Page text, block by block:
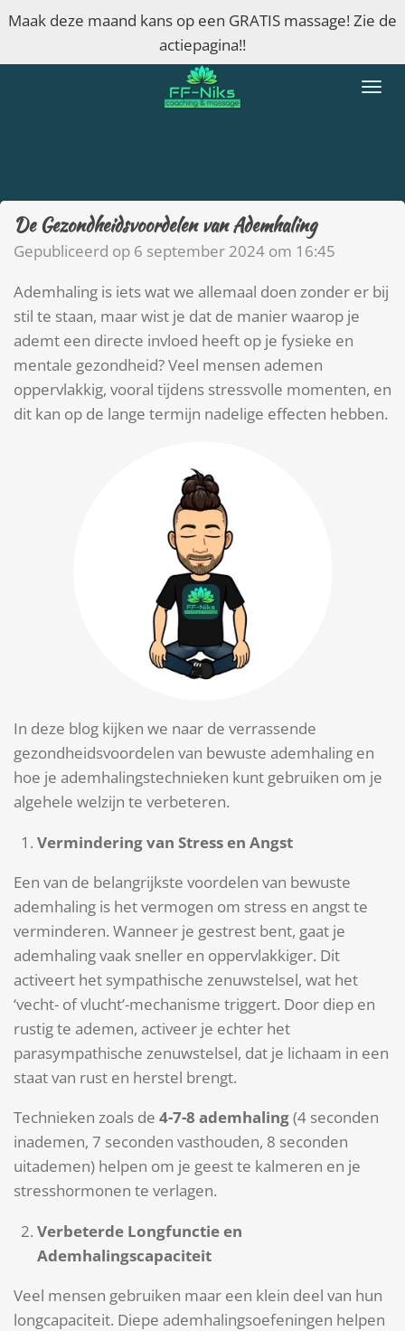
Ga
naar
Maak deze maand kans op een GRATIS massage! Zie de
actiepagina!!
De Gezondheidsvoordelen van Ademhaling
Gepubliceerd op 6 september 2024 om 16:45
Ademhaling is iets wat we allemaal doen zonder er bij
stil te staan, maar wist je dat de manier waarop je
ademt een directe invloed heeft op je fysieke en
mentale gezondheid? Veel mensen ademen
oppervlakkig, vooral tijdens stressvolle momenten, en
dit kan op de lange termijn nadelige effecten hebben.
In deze blog kijken we naar de verrassende
gezondheidsvoordelen van bewuste ademhaling en
hoe je ademhalingstechnieken kunt gebruiken om je
algehele welzijn te verbeteren.
Vermindering van Stress en Angst
Een van de belangrijkste voordelen van bewuste
ademhaling is het vermogen om stress en angst te
verminderen. Wanneer je gestrest bent, gaat je
ademhaling vaak sneller en oppervlakkiger. Dit
activeert het sympathische zenuwstelsel, wat het
‘vecht- of vlucht’-mechanisme triggert. Door diep en
rustig te ademen, activeer je echter het
parasympathische zenuwstelsel, dat je lichaam in een
staat van rust en herstel brengt.
Technieken zoals de 4-7-8 ademhaling(4 seconden
inademen, 7 seconden vasthouden, 8 seconden
uitademen) helpen om je geest te kalmeren en je
stresshormonen te verlagen.
Verbeterde Longfunctie en
Ademhalingscapaciteit
Veel mensen gebruiken maar een klein deel van hun
longcapaciteit. Diepe ademhalingsoefeningen helpen